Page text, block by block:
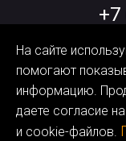
+7
На сайте
помогают
информацию.
даете согласие
и cookie-файлов.